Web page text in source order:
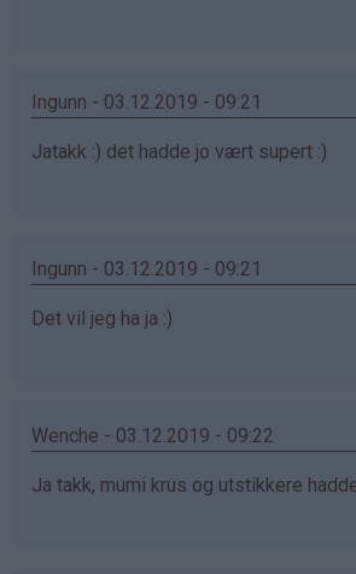
Ingunn - 03.12.2019 - 09:21
Jatakk :) det hadde jo vært supert :)
Ingunn - 03.12.2019 - 09:21
Det vil jeg ha ja :)
Wenche - 03.12.2019 - 09:22
Ja takk, mumi krus og utstikkere